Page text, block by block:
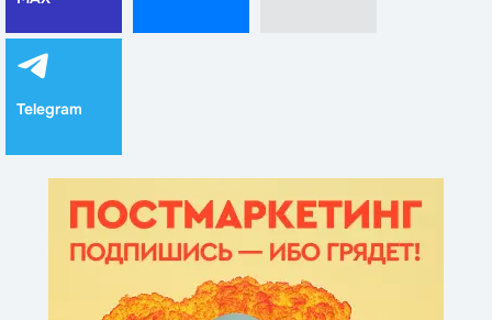
Telegram